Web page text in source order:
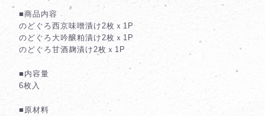
■商品内容
のどぐろ西京味噌漬け2枚ｘ1P
のどぐろ大吟醸粕漬け2枚ｘ1P
のどぐろ甘酒麹漬け2枚ｘ1P
■内容量
6枚入
■原材料